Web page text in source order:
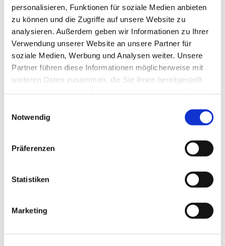
personalisieren, Funktionen für soziale Medien anbieten
zu können und die Zugriffe auf unsere Website zu
analysieren. Außerdem geben wir Informationen zu Ihrer
Verwendung unserer Website an unsere Partner für
soziale Medien, Werbung und Analysen weiter. Unsere
Partner führen diese Informationen möglicherweise mit
weiteren Daten zusammen, die Sie ihnen bereitgestellt
Notwendig
Präferenzen
Statistiken
Marketing
Dies könnte Sie auch
interessieren